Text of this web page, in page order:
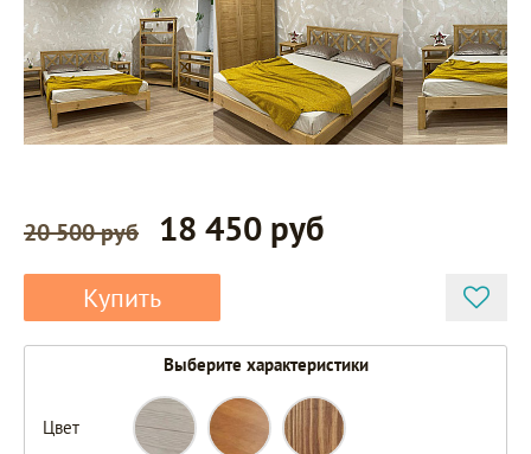
20 500 руб 18 450 руб
Купить
Выберите характеристики
Цвет